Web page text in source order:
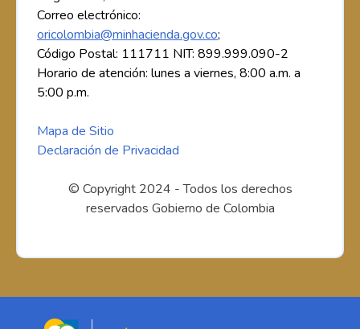
Correo electrónico:
oricolombia@minhacienda.gov.co;
Código Postal: 111711 NIT: 899.999.090-2
Horario de atención: lunes a viernes, 8:00 a.m. a
5:00 p.m.
Mapa de Sitio
Declaración de Privacidad
© Copyright 2024 - Todos los derechos
reservados Gobierno de Colombia